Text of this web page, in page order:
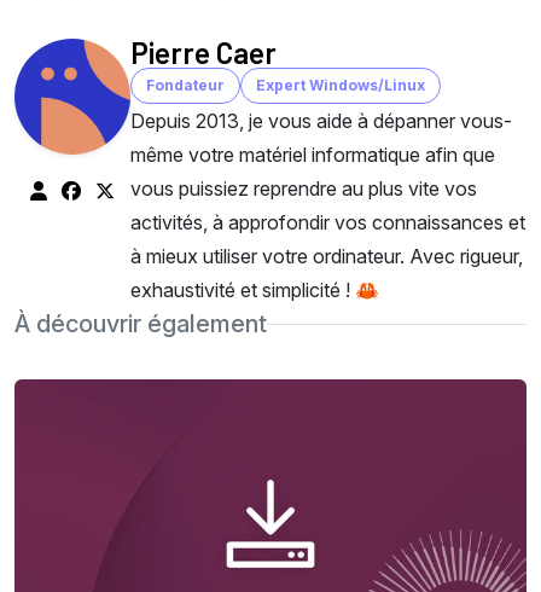
Pierre Caer
Fondateur Expert Windows/Linux
Depuis 2013, je vous aide à dépanner vous-
même votre matériel informatique afin que
vous puissiez reprendre au plus vite vos
activités, à approfondir vos connaissances et
à mieux utiliser votre ordinateur. Avec rigueur,
exhaustivité et simplicité ! 🦀
À découvrir également